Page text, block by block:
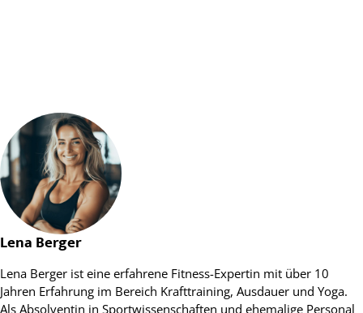
Lena Berger
Lena Berger ist eine erfahrene Fitness-Expertin mit über 10
Jahren Erfahrung im Bereich Krafttraining, Ausdauer und Yoga.
Als Absolventin in Sportwissenschaften und ehemalige Personal